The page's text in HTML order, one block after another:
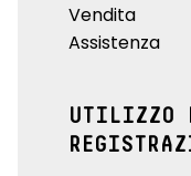
Vendita
Assistenza
UTILIZZO